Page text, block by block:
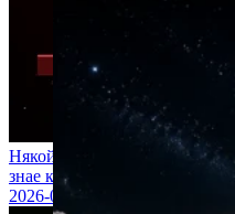
Някой тайно продаде Bitcoin
знае кой е направил това
2026-05-28